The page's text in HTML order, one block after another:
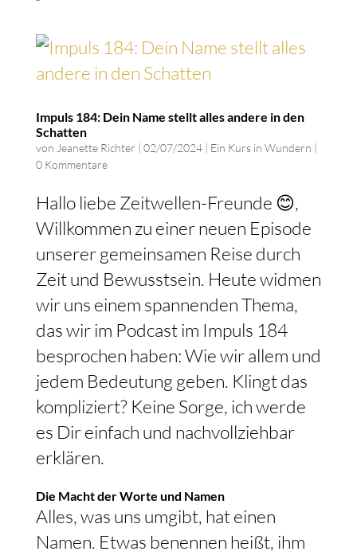
Impuls 184: Dein Name stellt alles andere in den
Schatten
von Jeanette Richter | 02/07/2024| Ein Kurs in Wundern |
0 Kommentare
Hallo liebe Zeitwellen-Freunde 😊,
Willkommen zu einer neuen Episode
unserer gemeinsamen Reise durch
Zeit und Bewusstsein. Heute widmen
wir uns einem spannenden Thema,
das wir im Podcast im Impuls 184
besprochen haben: Wie wir allem und
jedem Bedeutung geben. Klingt das
kompliziert? Keine Sorge, ich werde
es Dir einfach und nachvollziehbar
erklären.
Die Macht der Worte und Namen
Alles, was uns umgibt, hat einen
Namen. Etwas benennen heißt, ihm